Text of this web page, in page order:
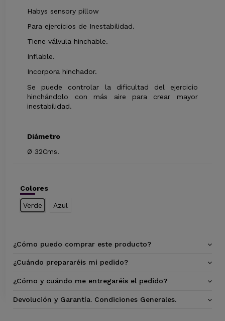
Habys sensory pillow
Para ejercicios de Inestabilidad.
Tiene válvula hinchable.
Inflable.
Incorpora hinchador.
Se puede controlar la dificultad del ejercicio
hinchándolo con más aire para crear mayor
inestabilidad.
Diámetro
Ø 32Cms.
Colores
Verde Azul
¿Cómo puedo comprar este producto?
¿Cuándo prepararéis mi pedido?
¿Cómo y cuándo me entregaréis el pedido?
Devolución y Garantía. Condiciones Generales.